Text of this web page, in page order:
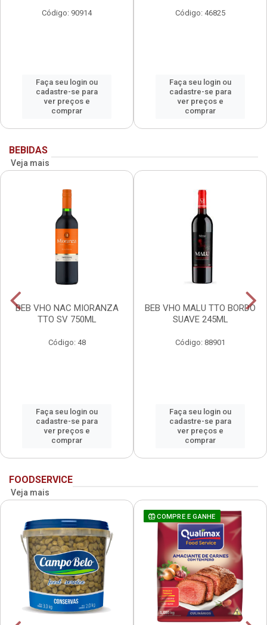
Código: 90914
Faça seu login ou
cadastre-se para
ver preços e
comprar
Código: 46825
Faça seu login ou
cadastre-se para
ver preços e
comprar
BEBIDAS
Veja mais
BEB VHO NAC MIORANZA
TTO SV 750ML
Código: 48
Faça seu login ou
cadastre-se para
ver preços e
comprar
BEB VHO MALU TTO BORDO
SUAVE 245ML
Código: 88901
Faça seu login ou
cadastre-se para
ver preços e
comprar
FOODSERVICE
Veja mais
COMPRE E GANHE